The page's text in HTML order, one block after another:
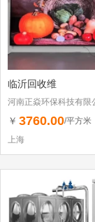
临沂回收维
河南正焱环保科技有限
￥ 3760.00/平方米
上海